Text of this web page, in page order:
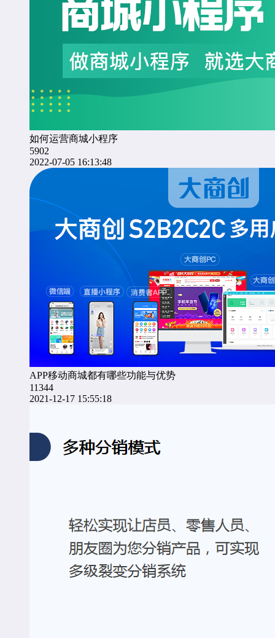
如何运营商城小程序
5902
2022-07-05 16:13:48
APP移动商城都有哪些功能与优势
11344
2021-12-17 15:55:18